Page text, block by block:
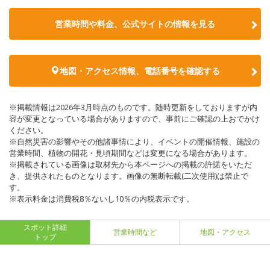
営業時間や料金、公式サイトの情報を見る
地図・アクセス情報、電話番号を確認する
※掲載情報は2026年3月時点のものです。随時更新をしておりますが内
容が変更となっている場合がありますので、事前にご確認の上おでかけ
ください。
※自然災害の影響やその他諸事情により、イベントの開催情報、施設の
営業時間、植物の開花・見頃期間などは変更になる場合があります。
※掲載されている画像は取材先から本ページへの掲載の許諾をいただ
き、提供されたものとなります。画像の無断転載(二次使用)は禁止で
す。
※表示料金は消費税8％ないし10％の内税表示です。
スポット詳細
トップ
営業時間など 地図・アクセス